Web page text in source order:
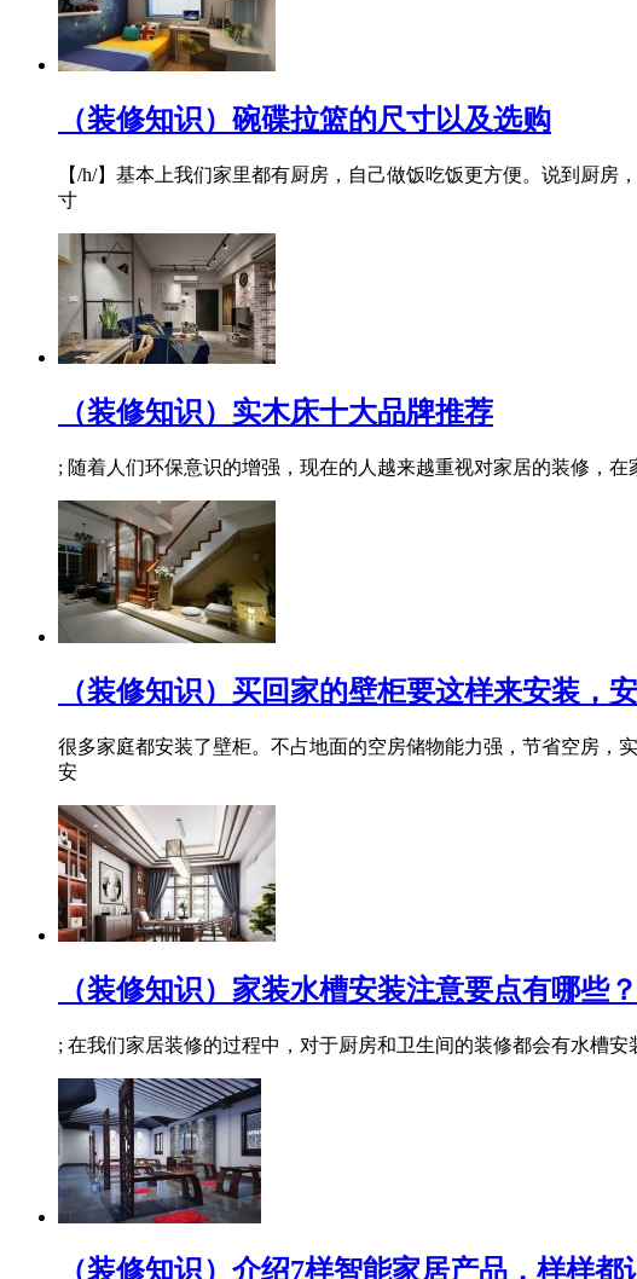
（装修知识）碗碟拉篮的尺寸以及选购
【/h/】基本上我们家里都有厨房，自己做饭吃饭更方便。说到厨
寸
（装修知识）实木床十大品牌推荐
; 随着人们环保意识的增强，现在的人越来越重视对家居的装修，
（装修知识）买回家的壁柜要这样来安装，
很多家庭都安装了壁柜。不占地面的空房储物能力强，节省空房，
安
（装修知识）家装水槽安装注意要点有哪些？
; 在我们家居装修的过程中，对于厨房和卫生间的装修都会有水槽
（装修知识）介绍7样智能家居产品，样样